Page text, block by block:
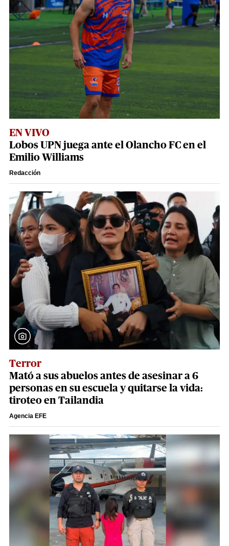
EN VIVO
Lobos UPN juega ante el Olancho FC en el
Emilio Williams
Redacción
Terror
Mató a sus abuelos antes de asesinar a 6
personas en su escuela y quitarse la vida:
tiroteo en Tailandia
Agencia EFE